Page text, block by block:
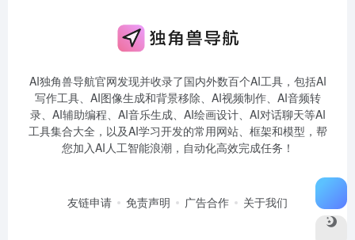
AI独角兽导航官网发现并收录了国内外数百个AI工具，包括AI
写作工具、AI图像生成和背景移除、AI视频制作、AI音频转
录、AI辅助编程、AI音乐生成、AI绘画设计、AI对话聊天等AI
工具集合大全，以及AI学习开发的常用网站、框架和模型，帮
您加入AI人工智能浪潮，自动化高效完成任务！
友链申请 免责声明 广告合作 关于我们